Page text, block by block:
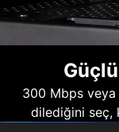
300 Mbps veya
dilediğini seç,